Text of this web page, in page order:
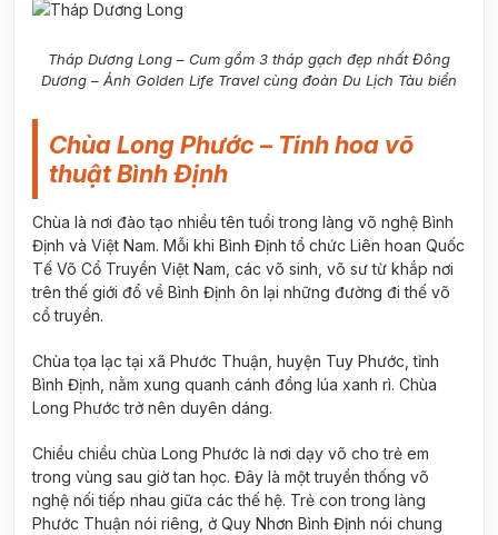
Tháp Dương Long – Cum gồm 3 tháp gạch đẹp nhất Đông
Dương – Ảnh Golden Life Travel cùng đoàn Du Lịch Tàu biển
Chùa Long Phước – Tinh hoa võ
thuật Bình Định
Chùa là nơi đào tạo nhiều tên tuổi trong làng võ nghệ Bình
Định và Việt Nam. Mỗi khi Bình Định tổ chức Liên hoan Quốc
Tế Võ Cổ Truyền Việt Nam, các võ sinh, võ sư từ khắp nơi
trên thế giới đổ về Bình Định ôn lại những đường đi thế võ
cổ truyền.
Chùa tọa lạc tại xã Phước Thuận, huyện Tuy Phước, tỉnh
Bình Định, nằm xung quanh cánh đồng lúa xanh rì. Chùa
Long Phước trở nên duyên dáng.
Chiều chiều chùa Long Phước là nơi dạy võ cho trẻ em
trong vùng sau giờ tan học. Đây là một truyền thống võ
nghệ nối tiếp nhau giữa các thế hệ. Trẻ con trong làng
Phước Thuận nói riêng, ở Quy Nhơn Bình Định nói chung